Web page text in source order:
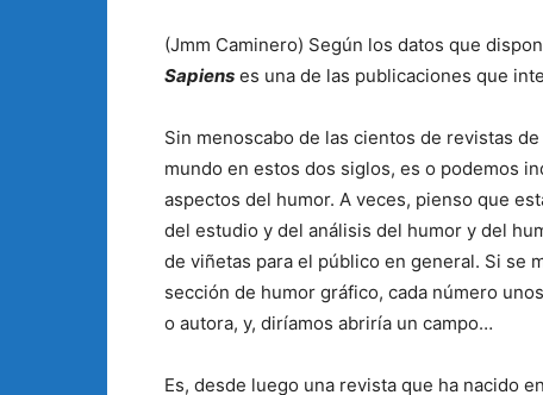
(Jmm Caminero) Según los datos que
Sapiens es una de las publicaciones que
Sin menoscabo de las cientos de revistas
mundo en estos dos siglos, es o podemos
aspectos del humor. A veces, pienso que
del estudio y del análisis del humor y del
de viñetas para el público en general. Si se
sección de humor gráfico, cada número
o autora, y, diríamos abriría un campo…
Es, desde luego una revista que ha nacido